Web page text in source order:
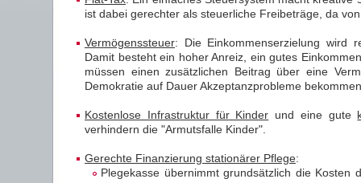
ist dabei gerechter als steuerliche Freibeträge, da
Vermögenssteuer: Die Einkommenserzielung wird
Damit besteht ein hoher Anreiz, ein gutes
müssen einen zusätzlichen Beitrag über eine
Demokratie auf Dauer Akzeptanzprobleme
Kostenlose Infrastruktur für Kinder und eine gute
verhindern die "Armutsfalle Kinder".
Gerechte Finanzierung stationärer Pflege:
Plegekasse übernimmt grundsätzlich die